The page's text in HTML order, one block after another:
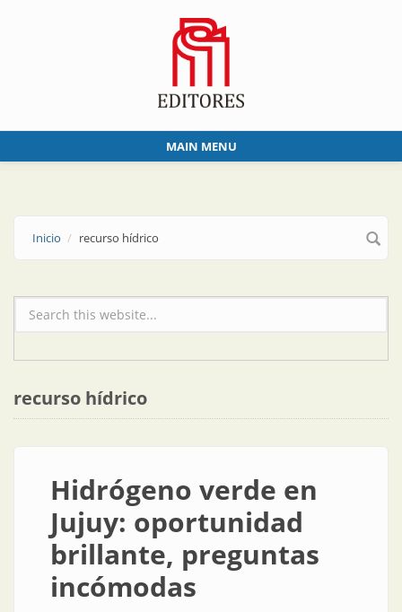
MAIN MENU
Inicio recurso hídrico
Formulario de búsqueda
recurso hídrico
Hidrógeno verde en
Jujuy: oportunidad
brillante, preguntas
incómodas